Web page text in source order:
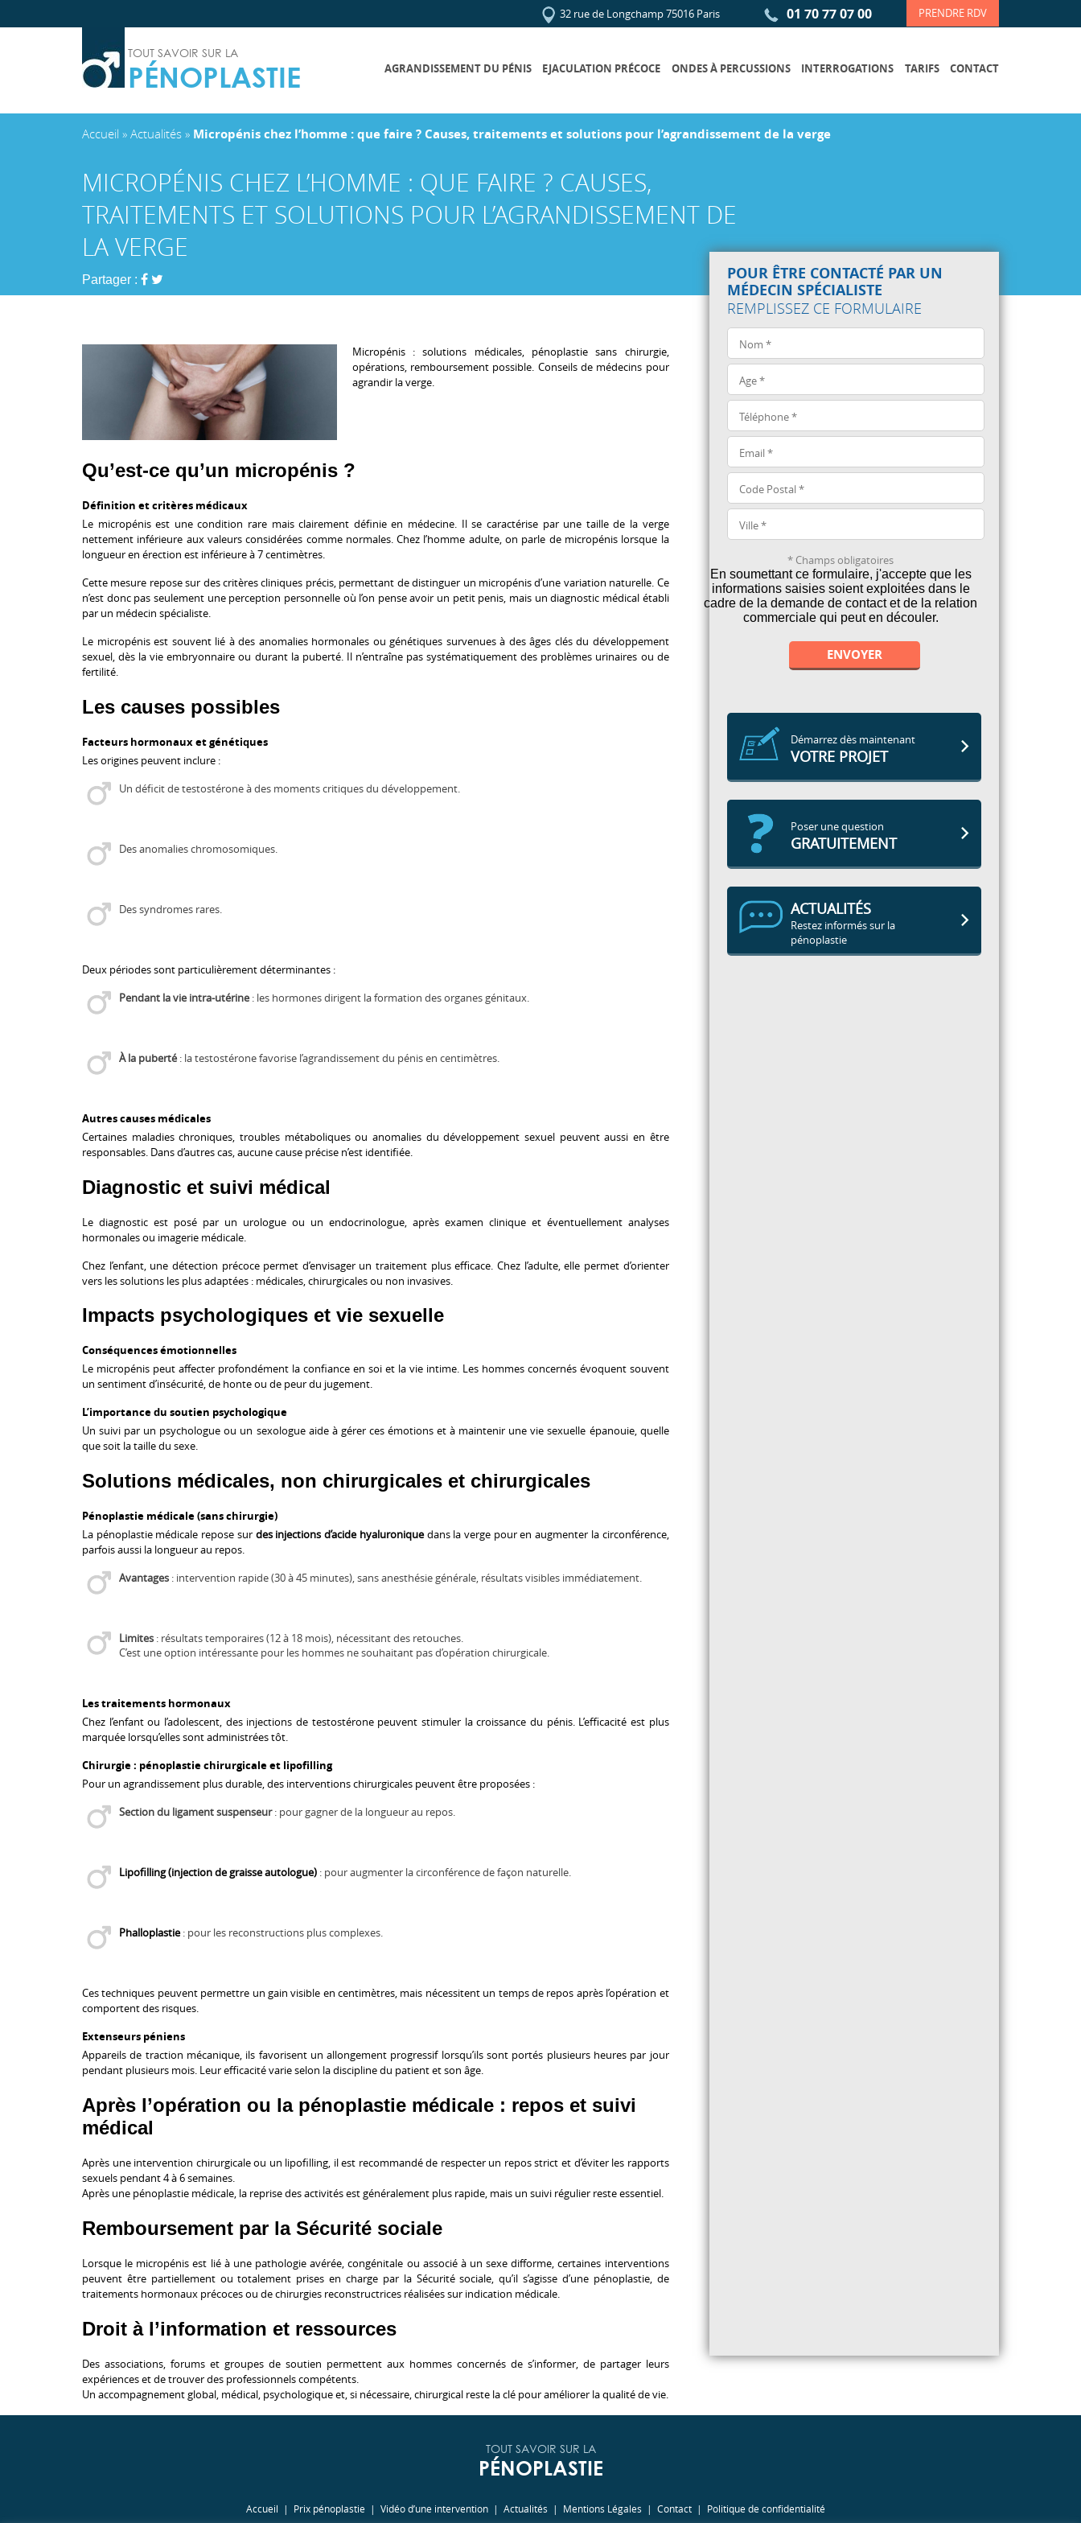
32 rue de Longchamp 75016 Paris 01 70 77 07 00 PRENDRE RDV
TOUT SAVOIR SUR LA
PÉNOPLASTIE AGRANDISSEMENT DU PÉNIS EJACULATION PRÉCOCE ONDES À PERCUSSIONS INTERROGATIONS TARIFS CONTACT
Accueil » Actualités » Micropénis chez l’homme : que faire ? Causes, traitements et solutions pour l’agrandissement de la verge
MICROPÉNIS CHEZ L’HOMME : QUE FAIRE ? CAUSES,
TRAITEMENTS ET SOLUTIONS POUR L’AGRANDISSEMENT DE
LA VERGE
Partager :
Micropénis : solutions médicales, pénoplastie sans chirurgie,
opérations, remboursement possible. Conseils de médecins pour
agrandir la verge.
Qu’est-ce qu’un micropénis ?
Définition et critères médicaux
Le micropénis est une condition rare mais clairement définie en médecine. Il se caractérise par une taille de la verge
nettement inférieure aux valeurs considérées comme normales. Chez l’homme adulte, on parle de micropénis lorsque la
longueur en érection est inférieure à 7 centimètres.
Cette mesure repose sur des critères cliniques précis, permettant de distinguer un micropénis d’une variation naturelle. Ce
n’est donc pas seulement une perception personnelle où l’on pense avoir un petit penis, mais un diagnostic médical établi
par un médecin spécialiste.
Le micropénis est souvent lié à des anomalies hormonales ou génétiques survenues à des âges clés du développement
sexuel, dès la vie embryonnaire ou durant la puberté. Il n’entraîne pas systématiquement des problèmes urinaires ou de
fertilité.
Les causes possibles
Facteurs hormonaux et génétiques
Les origines peuvent inclure :
Un déficit de testostérone à des moments critiques du développement.
Des anomalies chromosomiques.
Des syndromes rares.
Deux périodes sont particulièrement déterminantes :
Pendant la vie intra-utérine: les hormones dirigent la formation des organes génitaux.
À la puberté: la testostérone favorise l’agrandissement du pénis en centimètres.
Autres causes médicales
Certaines maladies chroniques, troubles métaboliques ou anomalies du développement sexuel peuvent aussi en être
responsables. Dans d’autres cas, aucune cause précise n’est identifiée.
Diagnostic et suivi médical
Le diagnostic est posé par un urologue ou un endocrinologue, après examen clinique et éventuellement analyses
hormonales ou imagerie médicale.
Chez l’enfant, une détection précoce permet d’envisager un traitement plus efficace. Chez l’adulte, elle permet d’orienter
vers les solutions les plus adaptées : médicales, chirurgicales ou non invasives.
Impacts psychologiques et vie sexuelle
Conséquences émotionnelles
Le micropénis peut affecter profondément la confiance en soi et la vie intime. Les hommes concernés évoquent souvent
un sentiment d’insécurité, de honte ou de peur du jugement.
L’importance du soutien psychologique
Un suivi par un psychologue ou un sexologue aide à gérer ces émotions et à maintenir une vie sexuelle épanouie, quelle
que soit la taille du sexe.
Solutions médicales, non chirurgicales et chirurgicales
Pénoplastie médicale (sans chirurgie)
La pénoplastie médicale repose sur des injections d’acide hyaluroniquedans la verge pour en augmenter la circonférence,
parfois aussi la longueur au repos.
Avantages : intervention rapide (30 à 45 minutes), sans anesthésie générale, résultats visibles immédiatement.
Limites : résultats temporaires (12 à 18 mois), nécessitant des retouches.
C’est une option intéressante pour les hommes ne souhaitant pas d’opération chirurgicale.
Les traitements hormonaux
Chez l’enfant ou l’adolescent, des injections de testostérone peuvent stimuler la croissance du pénis. L’efficacité est plus
marquée lorsqu’elles sont administrées tôt.
Chirurgie : pénoplastie chirurgicale et lipofilling
Pour un agrandissement plus durable, des interventions chirurgicales peuvent être proposées :
Section du ligament suspenseur: pour gagner de la longueur au repos.
Lipofilling (injection de graisse autologue) : pour augmenter la circonférence de façon naturelle.
Phalloplastie: pour les reconstructions plus complexes.
Ces techniques peuvent permettre un gain visible en centimètres, mais nécessitent un temps de repos après l’opération et
comportent des risques.
Extenseurs péniens
Appareils de traction mécanique, ils favorisent un allongement progressif lorsqu’ils sont portés plusieurs heures par jour
pendant plusieurs mois. Leur efficacité varie selon la discipline du patient et son âge.
Après l’opération ou la pénoplastie médicale : repos et suivi
médical
Après une intervention chirurgicale ou un lipofilling, il est recommandé de respecter un repos strict et d’éviter les rapports
sexuels pendant 4 à 6 semaines.
Après une pénoplastie médicale, la reprise des activités est généralement plus rapide, mais un suivi régulier reste essentiel.
Remboursement par la Sécurité sociale
Lorsque le micropénis est lié à une pathologie avérée, congénitale ou associé à un sexe difforme, certaines interventions
peuvent être partiellement ou totalement prises en charge par la Sécurité sociale, qu’il s’agisse d’une pénoplastie, de
traitements hormonaux précoces ou de chirurgies reconstructrices réalisées sur indication médicale.
Droit à l’information et ressources
Des associations, forums et groupes de soutien permettent aux hommes concernés de s’informer, de partager leurs
expériences et de trouver des professionnels compétents.
Un accompagnement global, médical, psychologique et, si nécessaire, chirurgical reste la clé pour améliorer la qualité de vie.
POUR ÊTRE CONTACTÉ PAR UN
MÉDECIN SPÉCIALISTE
REMPLISSEZ CE FORMULAIRE
* Champs obligatoires
En soumettant ce formulaire, j'accepte que les
informations saisies soient exploitées dans le
cadre de la demande de contact et de la relation
commerciale qui peut en découler.
Démarrez dès maintenant
VOTRE PROJET
Poser une question
GRATUITEMENT
ACTUALITÉS
Restez informés sur la
pénoplastie
TOUT SAVOIR SUR LA
PÉNOPLASTIE
Accueil Prix pénoplastie Vidéo d’une intervention Actualités Mentions Légales Contact Politique de confidentialité